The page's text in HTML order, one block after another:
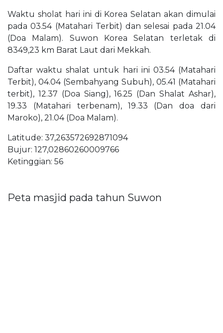
Waktu sholat hari ini di Korea Selatan akan dimulai
pada 03.54 (Matahari Terbit) dan selesai pada 21.04
(Doa Malam). Suwon Korea Selatan terletak di
8349,23 km Barat Laut dari Mekkah.
Daftar waktu shalat untuk hari ini 03.54 (Matahari
Terbit), 04.04 (Sembahyang Subuh), 05.41 (Matahari
terbit), 12.37 (Doa Siang), 16.25 (Dan Shalat Ashar),
19.33 (Matahari terbenam), 19.33 (Dan doa dari
Maroko), 21.04 (Doa Malam).
Latitude: 37,263572692871094
Bujur: 127,02860260009766
Ketinggian: 56
Peta masjid pada tahun Suwon